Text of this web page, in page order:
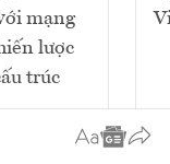
mạng
lược
trúc